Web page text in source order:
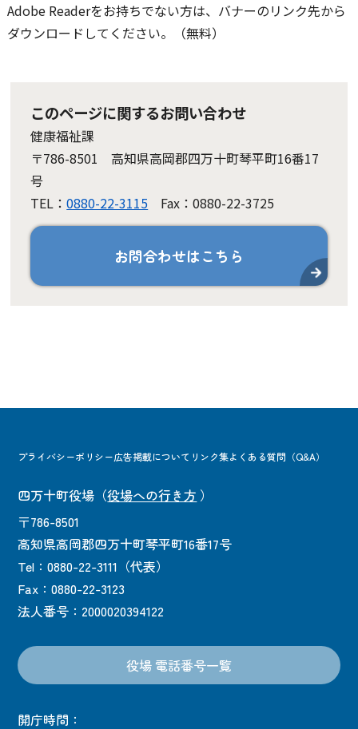
Adobe Readerをお持ちでない方は、バナーのリンク先から
ダウンロードしてください。（無料）
このページに関するお問い合わせ
健康福祉課
〒786-8501 高知県高岡郡四万十町琴平町16番17
号
TEL：0880-22-3115 Fax：0880-22-3725
お問合わせはこちら
プライバシーポリシー広告掲載について リンク集よくある質問（Q&A）
四万十町役場 （役場への行き方 ）
〒786-8501
高知県高岡郡四万十町琴平町16番17号
Tel：0880-22-3111（代表）
Fax：0880-22-3123
法人番号：2000020394122
役場 電話番号一覧
開庁時間：